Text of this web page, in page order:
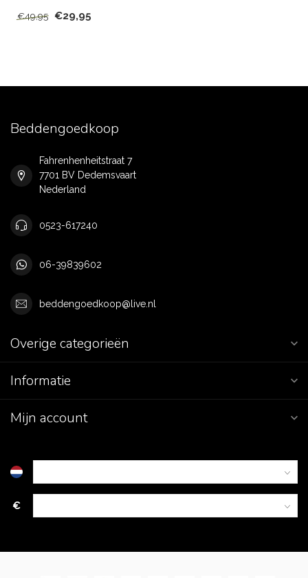
€49,95 €29,95
Beddengoedkoop
Fahrenhenheitstraat 7
7701 BV Dedemsvaart
Nederland
0523-617240
06-39839602
beddengoedkoop@live.nl
Overige categorieën
Informatie
Mijn account
€